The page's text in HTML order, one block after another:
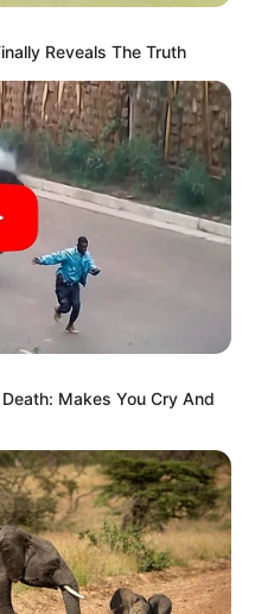
Reveals The Truth
Makes You Cry And